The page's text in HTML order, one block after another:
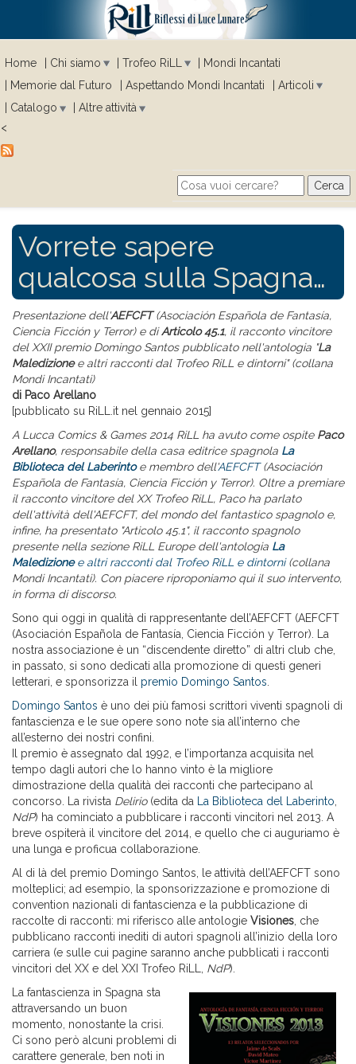
Home Chi siamo Trofeo RiLL
Mondi Incantati
Memorie dal Futuro
Aspettando Mondi Incantati
Articoli
Catalogo
Altre attività
<
Search form
Cerca
Vorrete sapere
qualcosa sulla Spagna…
Presentazione dell'AEFCFT(Asociación Española de Fantasía,
Ciencia Ficción y Terror) e diArticolo 45.1, il racconto vincitore
del XXII premio Domingo Santos pubblicato nell'antologia "La
Maledizionee altri racconti dal Trofeo RiLL e dintorni" (collana
Mondi Incantati)
di Paco Arellano
[pubblicato su RiLL.it nel gennaio 2015]
A Lucca Comics & Games 2014 RiLL ha avuto come ospite Paco
Arellano, responsabile della casa editrice spagnola La
Biblioteca del Laberintoe membro dell'AEFCFT(Asociación
Española de Fantasía, Ciencia Ficción y Terror). Oltre a premiare
il racconto vincitore del XX Trofeo RiLL, Paco ha parlato
dell'attività dell'AEFCFT, del mondo del fantastico spagnolo e,
infine, ha presentato "Articolo 45.1", il racconto spagnolo
presente nella sezione RiLL Europe dell'antologia La
Maledizionee altri racconti dal Trofeo RiLL e dintorni(collana
Mondi Incantati). Con piacere riproponiamo qui il suo intervento,
in forma di discorso.
Sono qui oggi in qualità di rappresentante dell’AEFCFT (AEFCFT
(Asociación Española de Fantasía, Ciencia Ficción y Terror). La
nostra associazione è un “discendente diretto” di altri club che,
in passato, si sono dedicati alla promozione di questi generi
letterari, e sponsorizza il premio Domingo Santos
Domingo Santos è uno dei più famosi scrittori viventi spagnoli di
fantascienza e le sue opere sono note sia all’interno che
all’esterno dei nostri confini.
Il premio è assegnato dal 1992, e l’importanza acquisita nel
tempo dagli autori che lo hanno vinto è la migliore
dimostrazione della qualità dei racconti che partecipano al
concorso. La rivista Delirio (edita da La Biblioteca del Laberinto
NdP) ha cominciato a pubblicare i racconti vincitori nel 2013. A
breve ospiterà il vincitore del 2014, e quello che ci auguriamo è
una lunga e proficua collaborazione.
Al di là del premio Domingo Santos, le attività dell’AEFCFT sono
molteplici; ad esempio, la sponsorizzazione e promozione di
convention nazionali di fantascienza e la pubblicazione di
raccolte di racconti: mi riferisco alle antologie Visiones , che
pubblicano racconti inediti di autori spagnoli all’inizio della loro
carriera (e sulle cui pagine saranno anche pubblicati i racconti
vincitori del XX e del XXI Trofeo RiLL, NdP).
La fantascienza in Spagna sta
attraversando un buon
momento, nonostante la crisi.
Ci sono però alcuni problemi di
carattere generale, ben noti in